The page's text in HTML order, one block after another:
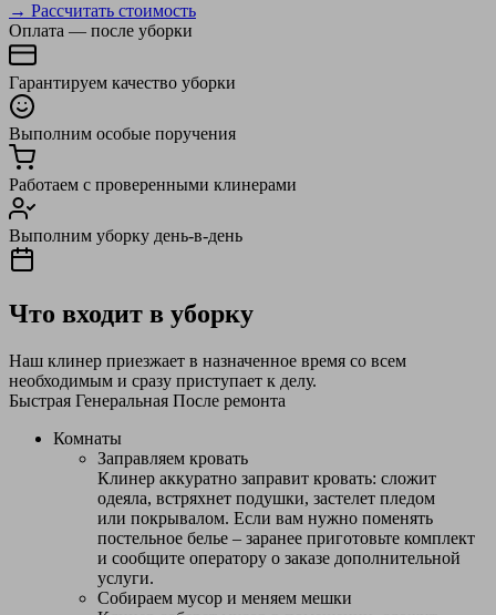
→ Рассчитать стоимость
Оплата — после уборки
Гарантируем качество уборки
Выполним особые поручения
Работаем с проверенными клинерами
Выполним уборку день-в-день
Что входит в уборку
Наш клинер приезжает в назначенное время со всем
необходимым и сразу приступает к делу.
Быстрая Генеральная После ремонта
Комнаты
Заправляем кровать
Клинер аккуратно заправит кровать: сложит
одеяла, встряхнет подушки, застелет пледом
или покрывалом. Если вам нужно поменять
постельное белье – заранее приготовьте комплект
и сообщите оператору о заказе дополнительной
услуги.
Собираем мусор и меняем мешки